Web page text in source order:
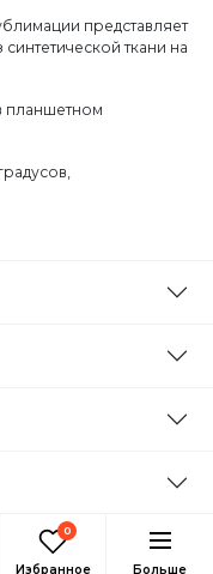
0
Избранное Больше
представляет
ткани на
планшетном